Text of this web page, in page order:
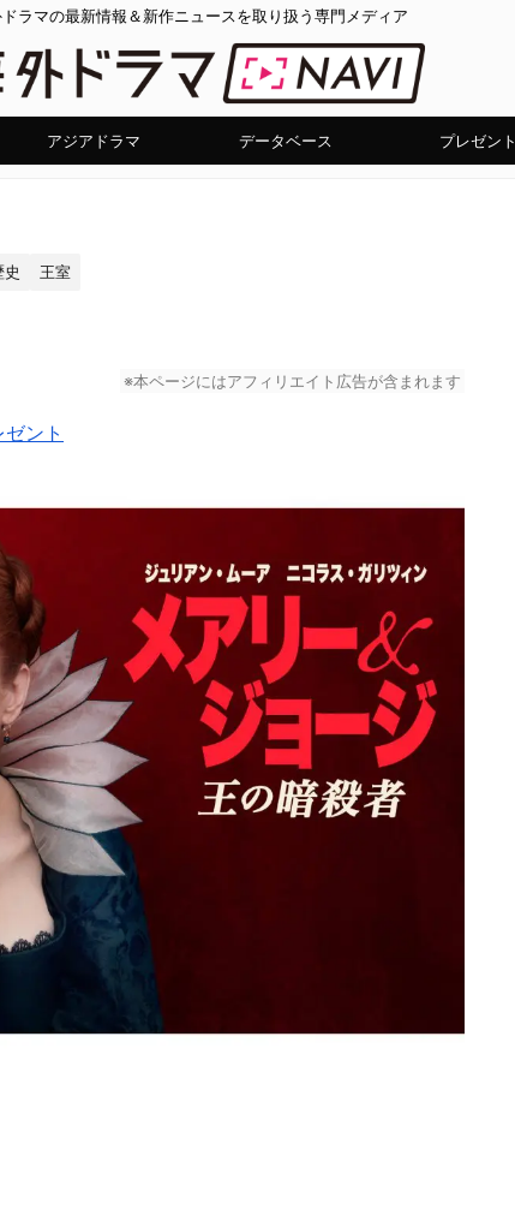
ラマの最新情報＆新作ニュースを取り扱う専門メディア
アジアドラマ データベース プレゼント
史 王室
※本ページにはアフィリエイト広告が含まれます